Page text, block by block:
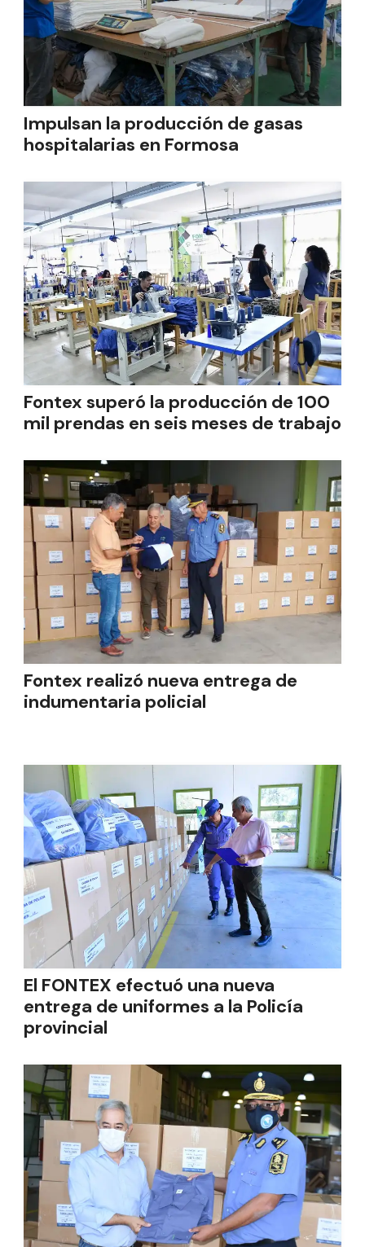
Impulsan la producción de gasas
hospitalarias en Formosa
Fontex superó la producción de 100
mil prendas en seis meses de trabajo
Fontex realizó nueva entrega de
indumentaria policial
El FONTEX efectuó una nueva
entrega de uniformes a la Policía
provincial